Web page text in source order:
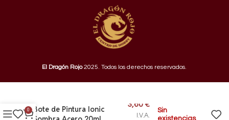
El Dragón Rojo2025. Todos los derechos reservados.
Bote de Pintura Ionic
3,60€
I.V.A.
Sin
existencias
0